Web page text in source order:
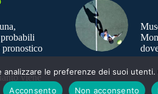
viene
le preferenze dei suoi
Acconsento
Non acconsento